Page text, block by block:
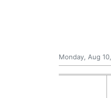
Monday, Aug